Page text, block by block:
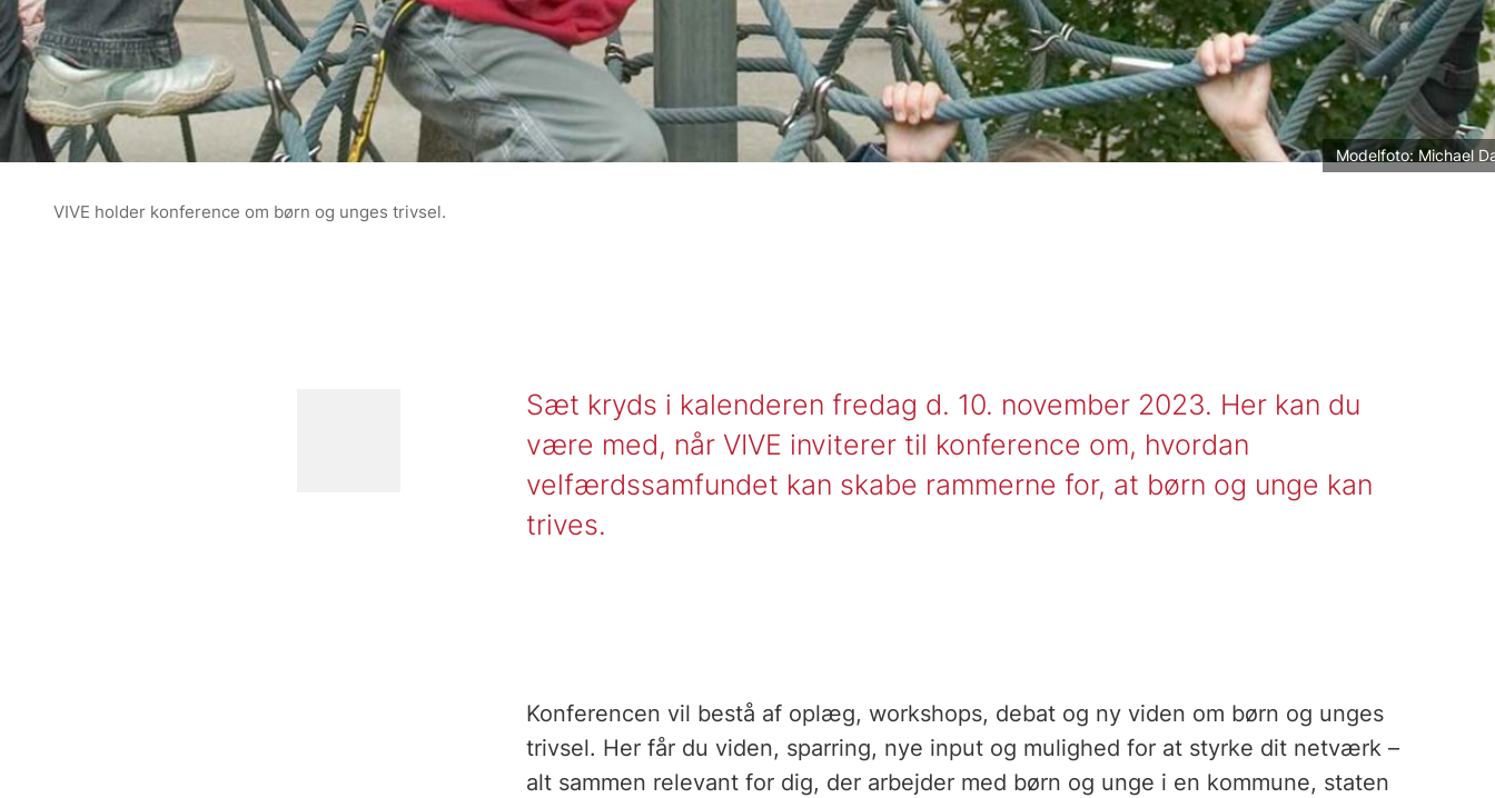
Modelfoto: Michael
VIVE holder konference om børn og unges trivsel.
Sæt kryds i kalenderen fredag d. 10. november 2023. Her kan du
være med, når VIVE inviterer til konference om, hvordan
velfærdssamfundet kan skabe rammerne for, at børn og unge kan
trives.
Konferencen vil bestå af oplæg, workshops, debat og ny viden om børn og unges
trivsel. Her får du viden, sparring, nye input og mulighed for at styrke dit netværk –
alt sammen relevant for dig, der arbejder med børn og unge i en kommune, staten